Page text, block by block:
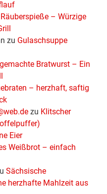
Räuberspieße – Würzige
zu Gulaschsuppe
Bratwurst – Ein
– herzhaft, saftig
zu Klitscher
Eier
Weißbrot – einfach
Sächsische
herzhafte Mahlzeit aus